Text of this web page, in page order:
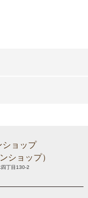
ショップ
ショップ）
丁目130-2